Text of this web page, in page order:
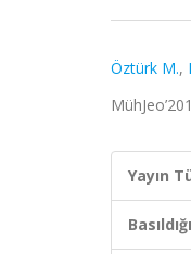
Öztürk M.,
Yayın